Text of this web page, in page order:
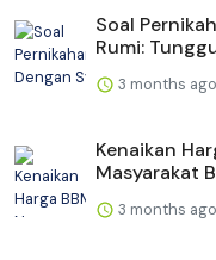
Soal
Rumi:
3 months ago
Kenaikan
Masyarakat
3 months ago